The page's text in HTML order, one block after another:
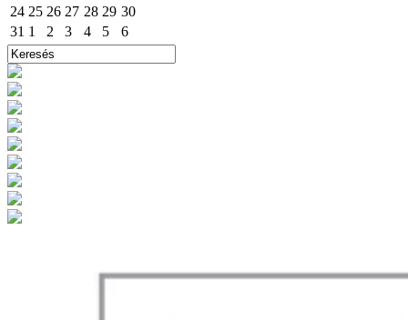
24 25 26 27 28 29 30
31 1 2 3 4 5 6